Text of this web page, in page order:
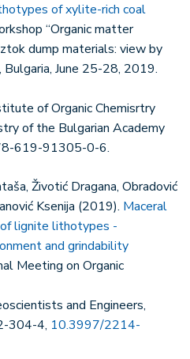
of xylite-rich coal
“Organic matter
dump materials: view by
Bulgaria, June 25-28, 2019.
of Organic Chemisrtry
of the Bulgarian Academy
619-91305-0-6.
Životić Dragana, Obradović
Ksenija (2019). Maceral
lignite lithotypes -
and grindability
Meeting on Organic
and Engineers,
304-4, 10.3997/2214-